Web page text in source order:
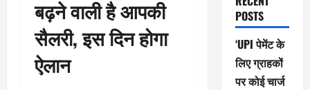
बढ़ने वाली है आपकी
सैलरी, इस दिन होगा
ऐलान
POSTS
‘UPI पेमेंट के
लिए ग्राहकों
पर कोई चार्ज